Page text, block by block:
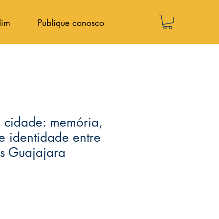
Publique conosco
memória,
identidade entre
Guajajara